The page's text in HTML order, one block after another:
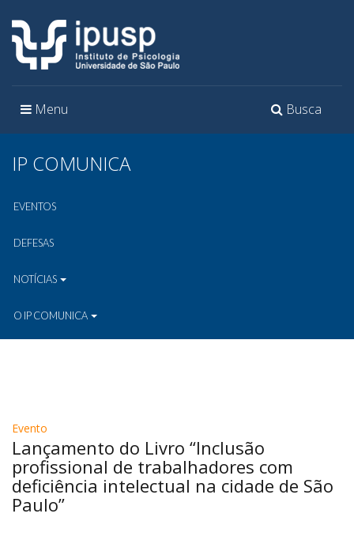
Toggle
Busca
Toggle
Menu
IP COMUNICA
EVENTOS
DEFESAS
NOTÍCIAS
O IP COMUNICA
Evento
Lançamento do Livro “Inclusão
profissional de trabalhadores com
deficiência intelectual na cidade de São
Paulo”